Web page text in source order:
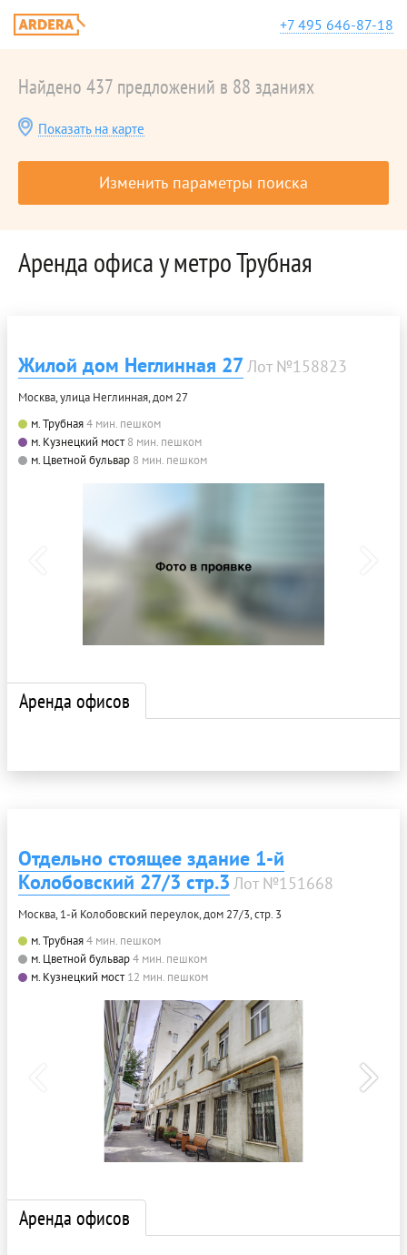
+7 495 646-87-18
Найдено 437 предложений в 88 зданиях
Показать на карте
Изменить параметры поиска
Аренда офиса у метро Трубная
Жилой дом Неглинная 27Лот №158823
Москва, улица Неглинная, дом 27
м. Трубная4 мин. пешком
м. Кузнецкий мост 8 мин. пешком
м. Цветной бульвар 8 мин. пешком
Аренда офисов
Отдельно стоящее здание 1-й
Колобовский 27/3 стр.3 Лот №151668
Москва, 1-й Колобовский переулок, дом 27/3, стр. 3
м. Трубная4 мин. пешком
м. Цветной бульвар4 мин. пешком
м. Кузнецкий мост 12 мин. пешком
Аренда офисов